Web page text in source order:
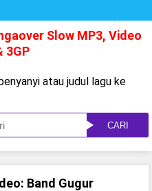
Slow MP3, Video
3GP
atau judul lagu ke
CARI
Band Gugur